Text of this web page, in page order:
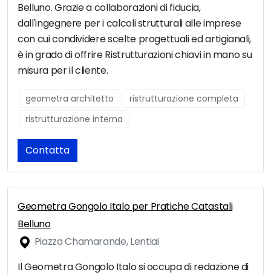
Belluno. Grazie a collaborazioni di fiducia,
dall'ingegnere per i calcoli strutturali alle imprese
con cui condividere scelte progettuali ed artigianali,
è in grado di offrire Ristrutturazioni chiavi in mano su
misura per il cliente.
geometra architetto
ristrutturazione completa
ristrutturazione interna
Contatta
Geometra Gongolo Italo per Pratiche Catastali
Belluno
Piazza Chamarande, Lentiai
Il Geometra Gongolo Italo si occupa di redazione di